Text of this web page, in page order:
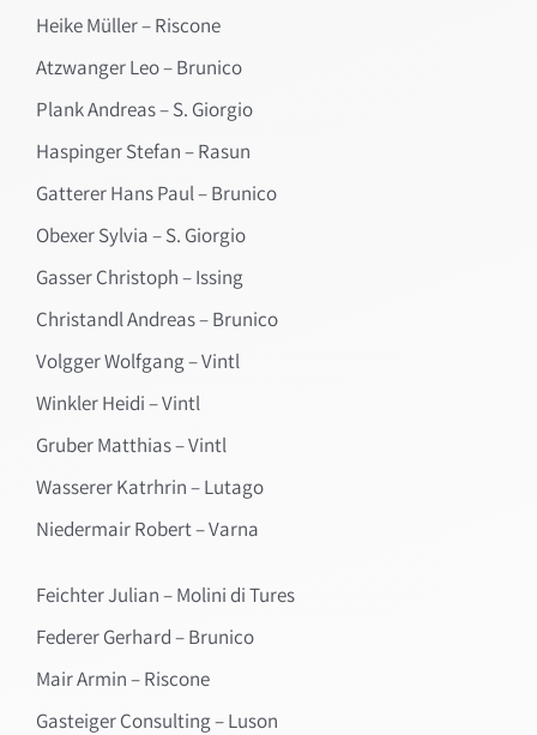
Heike Müller – Riscone
Atzwanger Leo – Brunico
Plank Andreas – S. Giorgio
Haspinger Stefan – Rasun
Gatterer Hans Paul – Brunico
Obexer Sylvia – S. Giorgio
Gasser Christoph – Issing
Christandl Andreas – Brunico
Volgger Wolfgang – Vintl
Winkler Heidi – Vintl
Gruber Matthias – Vintl
Wasserer Katrhrin – Lutago
Niedermair Robert – Varna
Feichter Julian – Molini di Tures
Federer Gerhard – Brunico
Mair Armin – Riscone
Gasteiger Consulting – Luson